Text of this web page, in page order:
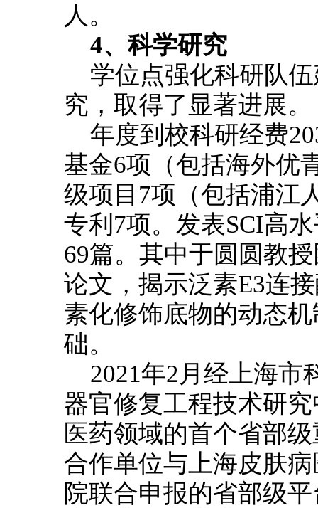
人。
4、科学研究
学位点强化科研队
究，取得了显著进展。
年度到校科研经费
基金6项（包括海外优
级项目7项（包括浦江
专利7项。发表SCI高
69篇。其中于圆圆教
论文，揭示泛素E3连
素化修饰底物的动态
础。
2021年2月经上海市
器官修复工程技术研
医药领域的首个省部
合作单位与上海皮肤
院联合申报的省部级